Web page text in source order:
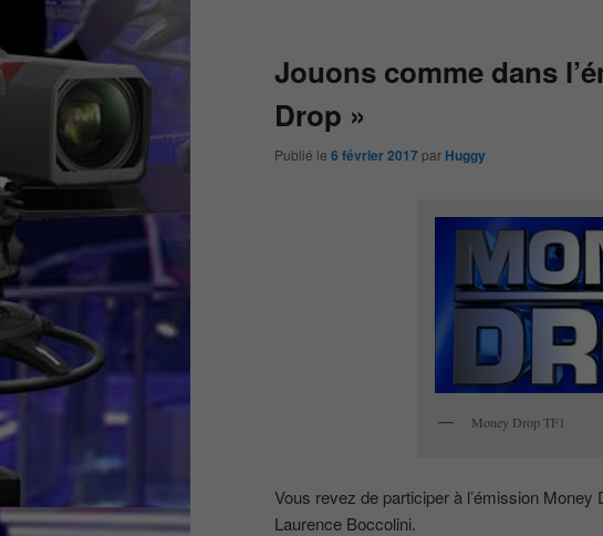
Jouons comme dans
Drop »
Publié le 6 février 2017 par Huggy
Money Drop TF1
Vous revez de participer à l’émission
Laurence Boccolini.